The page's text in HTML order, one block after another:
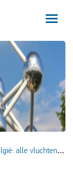
op Brussel Zaventum en Charleroi